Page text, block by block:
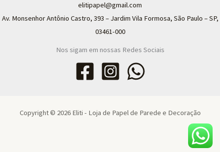
elitipapel@gmail.com​
Av. Monsenhor Antônio Castro, 393 – Jardim Vila Formosa, São Paulo – SP,
03461-000
Nos sigam em nossas Redes Sociais
Copyright © 2026 Eliti - Loja de Papel de Parede e Decoração